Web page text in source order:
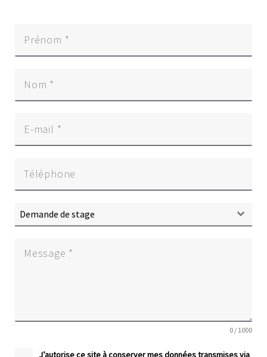
Demande de stage
0 / 1000
J’autorise ce site à conserver mes données transmises via